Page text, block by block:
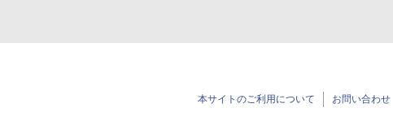
本サイトのご利用について お問い合わせ